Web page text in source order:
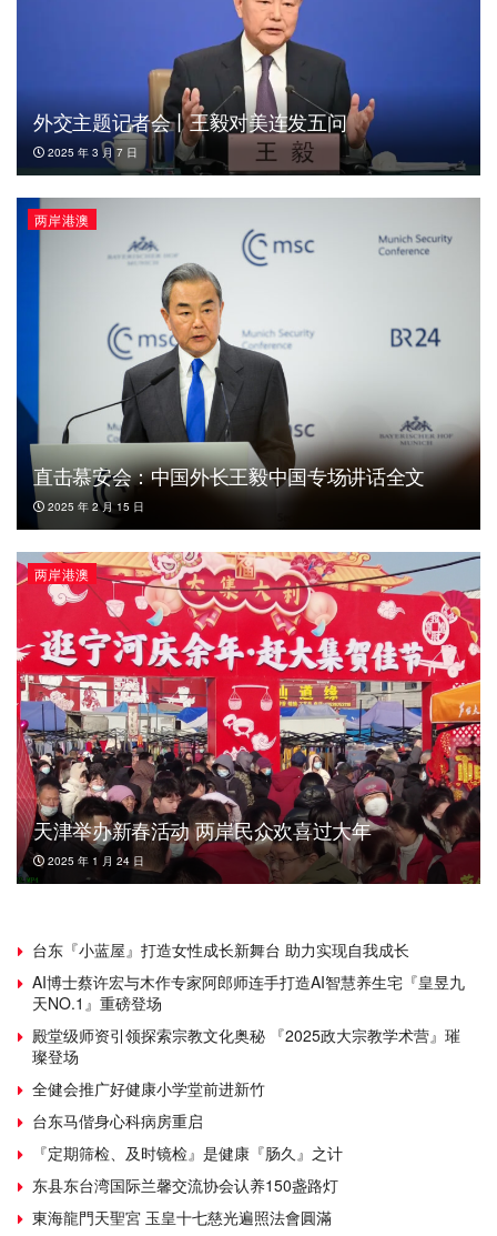
外交主题记者会丨王毅对美连发五问
2025 年 3 月 7 日
两岸港澳
直击慕安会：中国外长王毅中国专场讲话全文
2025 年 2 月 15 日
两岸港澳
天津举办新春活动 两岸民众欢喜过大年
2025 年 1 月 24 日
台东『小蓝屋』打造女性成长新舞台 助力实现自我成长
AI博士蔡许宏与木作专家阿郎师连手打造AI智慧养生宅『皇昱九
天NO.1』重磅登场
殿堂级师资引领探索宗教文化奥秘 『2025政大宗教学术营』璀
璨登场
全健会推广好健康小学堂前进新竹
台东马偕身心科病房重启
『定期筛检、及时镜检』是健康『肠久』之计
东县东台湾国际兰馨交流协会认养150盏路灯
東海龍門天聖宮 玉皇十七慈光遍照法會圓滿